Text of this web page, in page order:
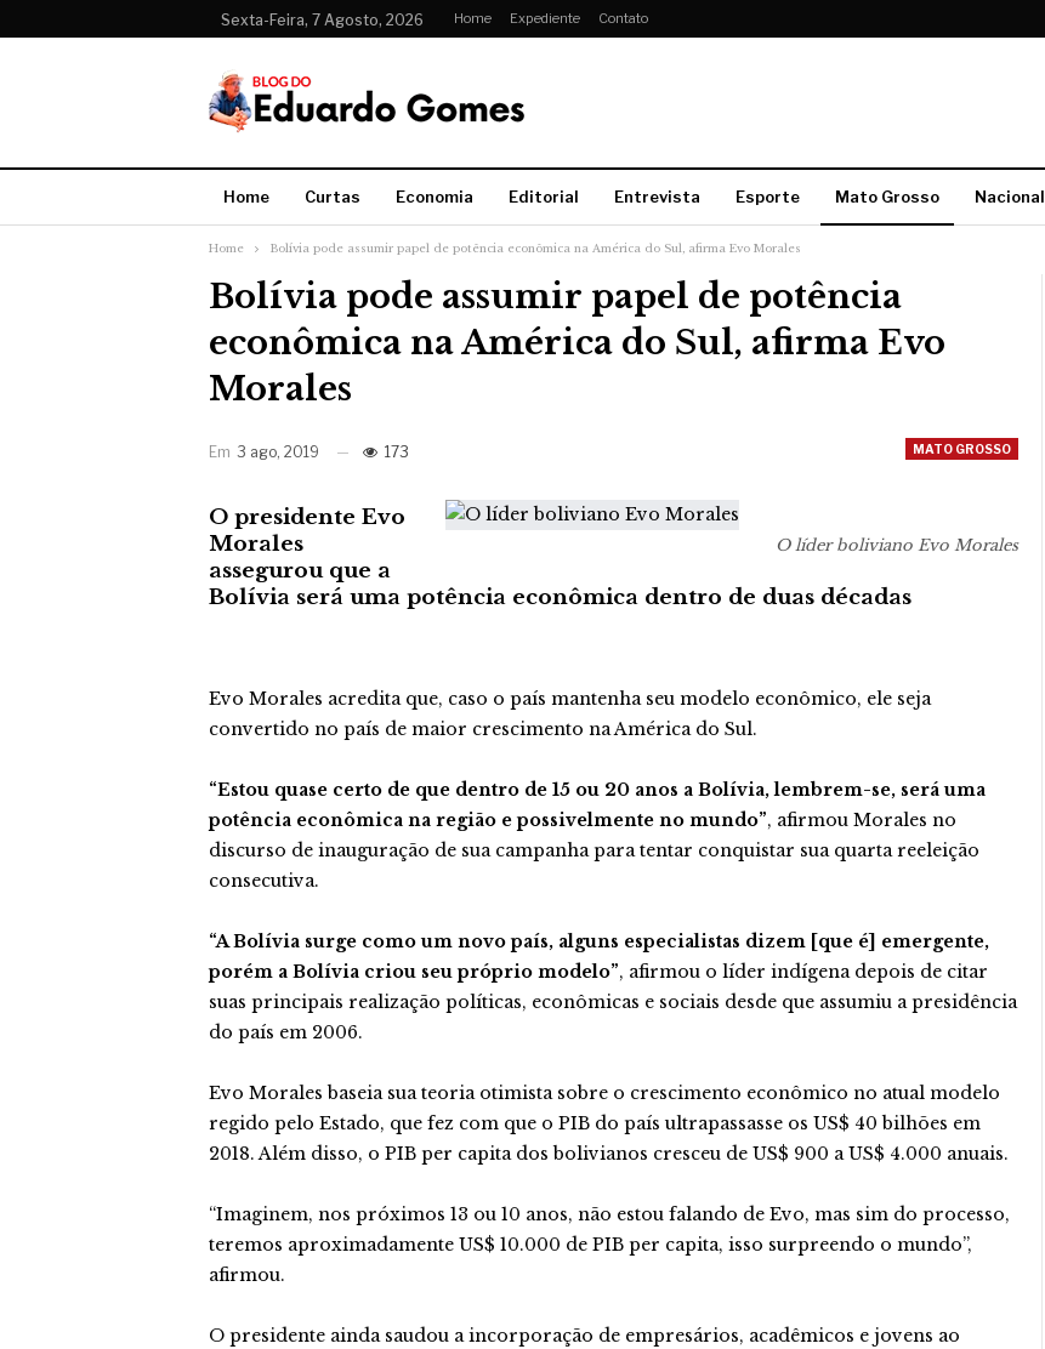
Sexta-Feira, 7 Agosto, 2026 Home Expediente Contato
Home Curtas Economia Editorial Entrevista Esporte Mato Grosso Nacional
Home Bolívia pode assumir papel de potência econômica na América do Sul, afirma Evo Morales
Bolívia pode assumir papel de potência
econômica na América do Sul, afirma Evo
Morales
MATO GROSSO
Em 3 ago, 2019 173
O líder boliviano Evo Morales
O presidente Evo
Morales
assegurou que a
Bolívia será uma potência econômica dentro de duas décadas
Evo Morales acredita que, caso o país mantenha seu modelo econômico, ele seja
convertido no país de maior crescimento na América do Sul.
“Estou quase certo de que dentro de 15 ou 20 anos a Bolívia, lembrem-se, será uma
potência econômica na região e possivelmente no mundo”, afirmou Morales no
discurso de inauguração de sua campanha para tentar conquistar sua quarta reeleição
consecutiva.
“A Bolívia surge como um novo país, alguns especialistas dizem [que é] emergente,
porém a Bolívia criou seu próprio modelo”, afirmou o líder indígena depois de citar
suas principais realização políticas, econômicas e sociais desde que assumiu a presidência
do país em 2006.
Evo Morales baseia sua teoria otimista sobre o crescimento econômico no atual modelo
regido pelo Estado, que fez com que o PIB do país ultrapassasse os US$ 40 bilhões em
2018. Além disso, o PIB per capita dos bolivianos cresceu de US$ 900 a US$ 4.000 anuais.
“Imaginem, nos próximos 13 ou 10 anos, não estou falando de Evo, mas sim do processo,
teremos aproximadamente US$ 10.000 de PIB per capita, isso surpreendo o mundo”,
afirmou.
O presidente ainda saudou a incorporação de empresários, acadêmicos e jovens ao